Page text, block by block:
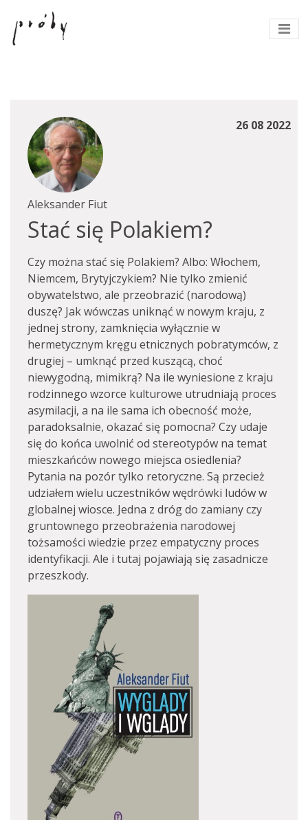
26 08 2022
Aleksander Fiut
Stać się Polakiem?
Czy można stać się Polakiem? Albo: Włochem,
Niemcem, Brytyjczykiem? Nie tylko zmienić
obywatelstwo, ale przeobrazić (narodową)
duszę? Jak wówczas uniknąć w nowym kraju, z
jednej strony, zamknięcia wyłącznie w
hermetycznym kręgu etnicznych pobratymców, z
drugiej – umknąć przed kuszącą, choć
niewygodną, mimikrą? Na ile wyniesione z kraju
rodzinnego wzorce kulturowe utrudniają proces
asymilacji, a na ile sama ich obecność może,
paradoksalnie, okazać się pomocna? Czy udaje
się do końca uwolnić od stereotypów na temat
mieszkańców nowego miejsca osiedlenia?
Pytania na pozór tylko retoryczne. Są przecież
udziałem wielu uczestników wędrówki ludów w
globalnej wiosce. Jedna z dróg do zamiany czy
gruntownego przeobrażenia narodowej
tożsamości wiedzie przez empatyczny proces
identyfikacji. Ale i tutaj pojawiają się zasadnicze
przeszkody.